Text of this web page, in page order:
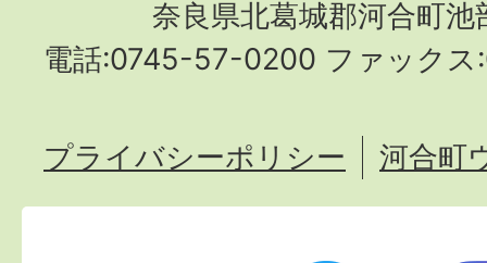
奈良県北葛城郡河合町池
電話:0745-57-0200 ファック
プライバシーポリシー 河合町